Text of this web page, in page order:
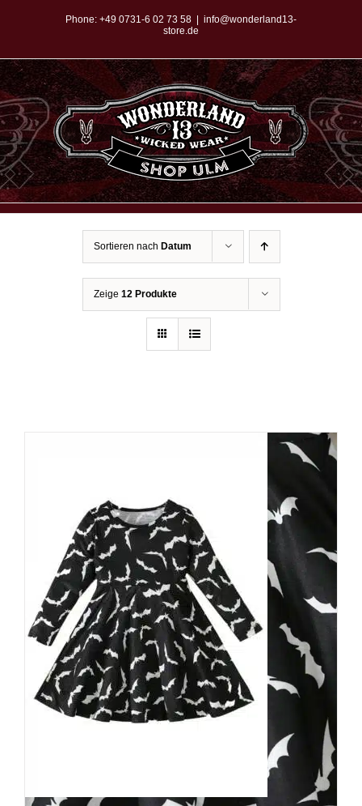
springen
Phone: +49 0731-6 02 73 58
info@wonderland13-
store.de
Sortieren nach Datum
Zeige 12 Produkte